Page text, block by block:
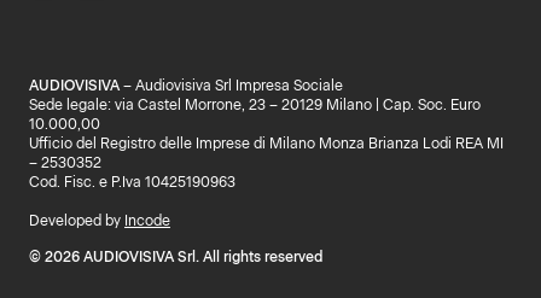
AUDIOVISIVA – Audiovisiva Srl Impresa Sociale
Sede legale: via Castel Morrone, 23 – 20129 Milano | Cap. Soc. Euro
10.000,00
Ufficio del Registro delle Imprese di Milano Monza Brianza Lodi REA MI
– 2530352
Cod. Fisc. e P.Iva 10425190963
Developed by Incode
© 2026 AUDIOVISIVA Srl. All rights reserved